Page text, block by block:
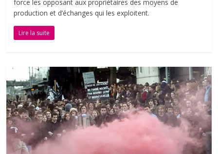
force les opposant aux propriétaires des moyens de
production et d’échanges qui les exploitent.
Lire la suite